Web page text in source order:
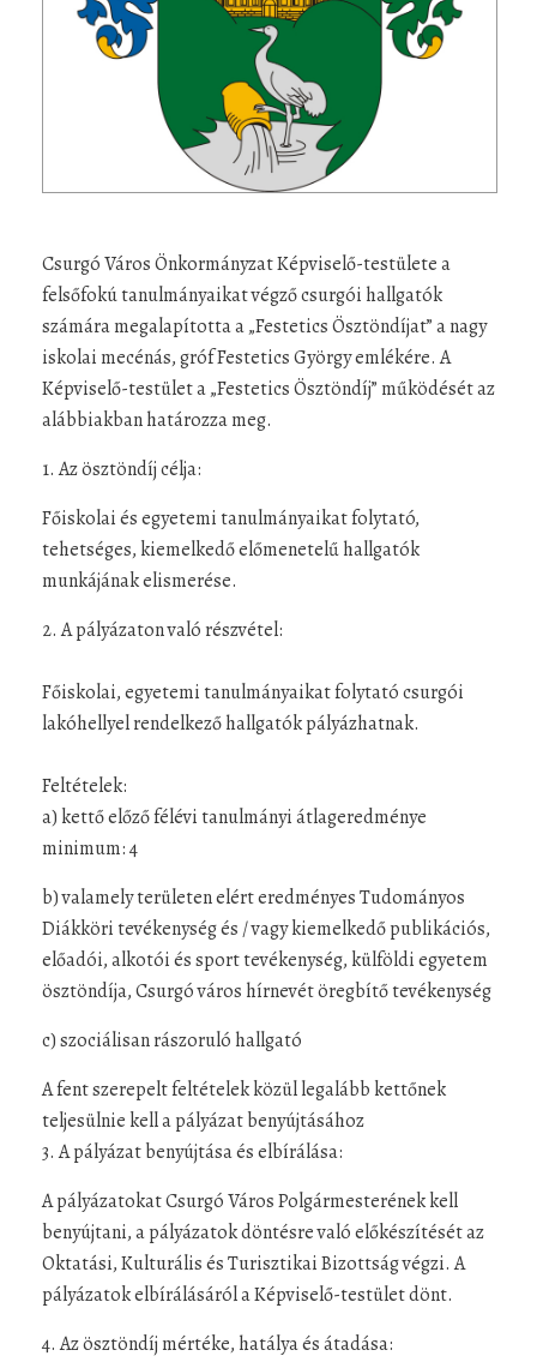
Csurgó Város Önkormányzat Képviselő-testülete a
felsőfokú tanulmányaikat végző csurgói hallgatók
számára megalapította a „Festetics Ösztöndíjat” a nagy
iskolai mecénás, gróf Festetics György emlékére. A
Képviselő-testület a „Festetics Ösztöndíj” működését az
alábbiakban határozza meg.
1. Az ösztöndíj célja:
Főiskolai és egyetemi tanulmányaikat folytató,
tehetséges, kiemelkedő előmenetelű hallgatók
munkájának elismerése.
2. A pályázaton való részvétel:
Főiskolai, egyetemi tanulmányaikat folytató csurgói
lakóhellyel rendelkező hallgatók pályázhatnak.
Feltételek:
a) kettő előző félévi tanulmányi átlageredménye
minimum: 4
b) valamely területen elért eredményes Tudományos
Diákköri tevékenység és / vagy kiemelkedő publikációs,
előadói, alkotói és sport tevékenység, külföldi egyetem
ösztöndíja, Csurgó város hírnevét öregbítő tevékenység
c) szociálisan rászoruló hallgató
A fent szerepelt feltételek közül legalább kettőnek
teljesülnie kell a pályázat benyújtásához​​​
3. A pályázat benyújtása és elbírálása:
A pályázatokat Csurgó Város Polgármesterének kell
benyújtani, a pályázatok döntésre való előkészítését az
Oktatási, Kulturális és Turisztikai Bizottság végzi. A
pályázatok elbírálásáról a Képviselő-testület dönt.
4. Az ösztöndíj mértéke, hatálya és átadása: